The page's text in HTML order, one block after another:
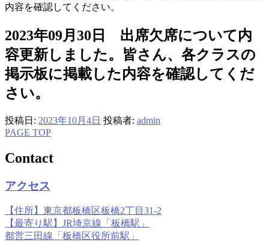
内容を確認してください。
2023年09月30日 出席欠席について内
容更新しました。皆さん、各クラスの
掲示板に掲載した内容を確認してくだ
さい。
投稿日: 2023年10月4日 投稿者: admin
PAGE TOP
Contact
アクセス
【住所】東京都板橋区板橋2丁目31-2
【最寄り駅】JR埼京線「板橋駅」
都営三田線「板橋区役所前駅」